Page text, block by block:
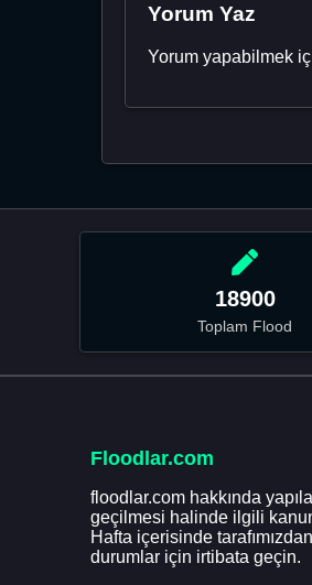
Yorum Yaz
Yorum yapabilmek
18900
Toplam Flood
Floodlar.com
floodlar.com hakkında
geçilmesi halinde ilgili
Hafta içerisinde
durumlar için irtibata geçin.